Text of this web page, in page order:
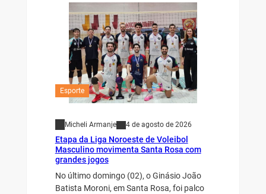
Esporte
Micheli Armanje 4 de agosto de 2026
Etapa da Liga Noroeste de Voleibol
Masculino movimenta Santa Rosa com
grandes jogos
No último domingo (02), o Ginásio João
Batista Moroni, em Santa Rosa, foi palco